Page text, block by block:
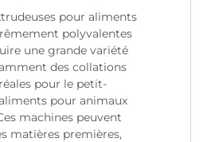
pour aliments
polyvalentes
une grande variété
des collations
pour le petit-
pour animaux
machines peuvent
matières premières,